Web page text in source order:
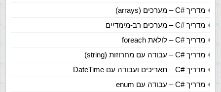
מדריךC#– מערכים (arrays)
מדריךC#– מערכים רב-מימדיים
מדריךC#– לולאת foreach
מדריךC#– עבודה עם מחרוזות (string)
מדריךC#– תאריכים ועבודה עם DateTime
מדריךC#– עבודה עם enum